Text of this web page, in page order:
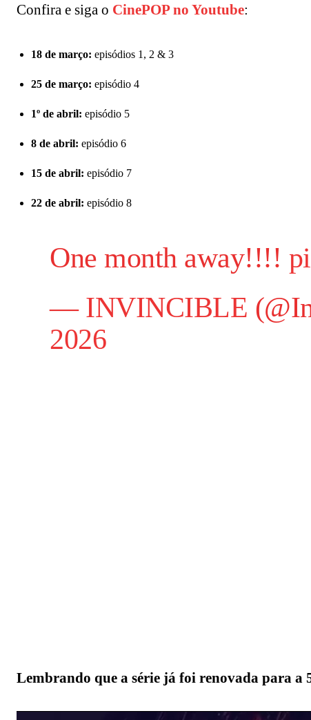
Confira e siga o CinePOP no Youtube:
18 de março: episódios 1, 2 & 3
25 de março: episódio 4
1º de abril: episódio 5
8 de abril: episódio 6
15 de abril: episódio 7
22 de abril: episódio 8
One month away!!!!
— INVINCIBLE
2026
Lembrando que a série já foi renovada para a